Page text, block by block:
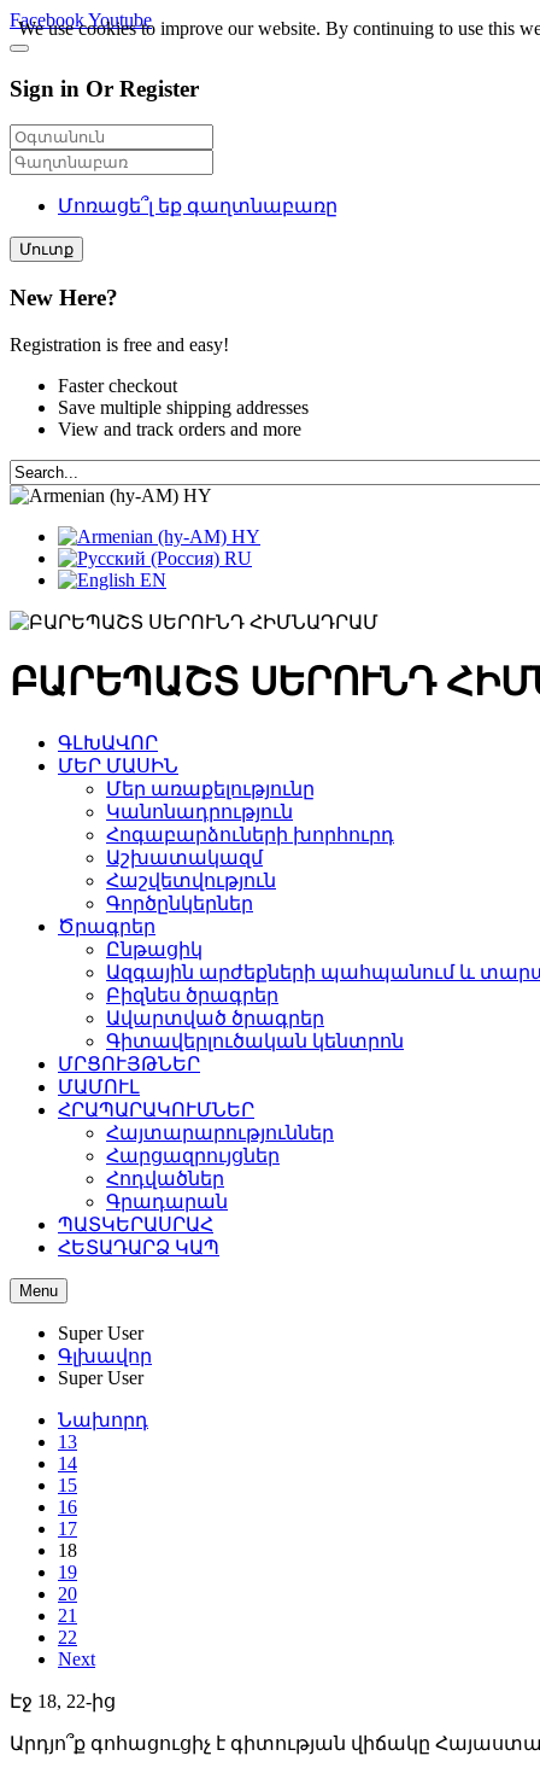
FacebookYoutube
Sign in Or Register
Մոռացե՞լ եք գաղտնաբառը
Մուտք
New Here?
Registration is free and easy!
Faster checkout
Save multiple shipping addresses
View and track orders and more
HY
HY
RU
EN
ԲԱՐԵՊԱՇՏ ՍԵՐՈՒՆԴ
ԳԼԽԱՎՈՐ
ՄԵՐ ՄԱՍԻՆ
Մեր առաքելությունը
Կանոնադրություն
Հոգաբարձուների խորհուրդ
Աշխատակազմ
Հաշվետվություն
Գործընկերներ
Ծրագրեր
Ընթացիկ
Ազգային արժեքների պահպանում և
Բիզնես ծրագրեր
Ավարտված ծրագրեր
Գիտավերլուծական կենտրոն
ՄՐՑՈՒՅԹՆԵՐ
ՄԱՄՈՒԼ
ՀՐԱՊԱՐԱԿՈՒՄՆԵՐ
Հայտարարություններ
Հարցազրույցներ
Հոդվածներ
Գրադարան
ՊԱՏԿԵՐԱՍՐԱՀ
ՀԵՏԱԴԱՐՁ ԿԱՊ
Menu
Super User
Գլխավոր
Super User
Նախորդ
13
14
15
16
17
18
19
20
21
22
Next
Էջ 18, 22-ից
Արդյո՞ք գոհացուցիչ է գիտության վիճակը
We use cookies to improve our website. By continuing to use this